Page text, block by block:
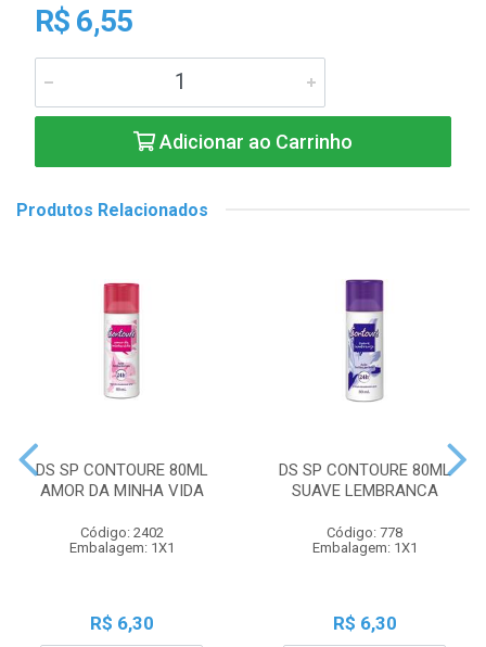
R$ 6,55
Adicionar ao Carrinho
Produtos Relacionados
DS SP CONTOURE 80ML
AMOR DA MINHA VIDA
Código: 2402
Embalagem: 1X1
R$ 6,30
DS SP CONTOURE 80ML
SUAVE LEMBRANCA
Código: 778
Embalagem: 1X1
R$ 6,30